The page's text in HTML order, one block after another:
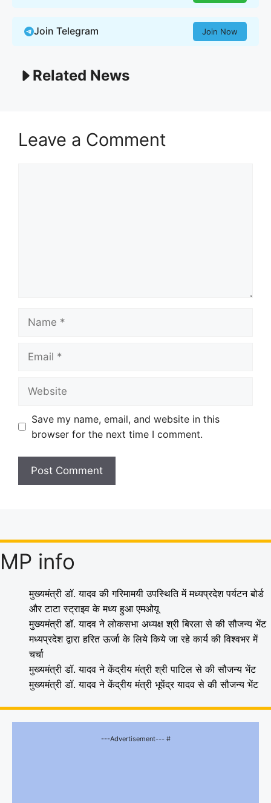
Join Telegram Join Now
Related News
Leave a Comment
Save my name, email, and website in this
browser for the next time I comment.
MP info
मुख्यमंत्री डॉ. यादव की गरिमामयी उपस्थिति में मध्यप्रदेश पर्यटन बोर्ड
और टाटा स्ट्राइव के मध्य हुआ एमओयू
मुख्यमंत्री डॉ. यादव ने लोकसभा अध्यक्ष श्री बिरला से की सौजन्य भेंट
मध्यप्रदेश द्वारा हरित ऊर्जा के लिये किये जा रहे कार्य की विश्वभर में
चर्चा
मुख्यमंत्री डॉ. यादव ने केंद्रीय मंत्री श्री पाटिल से की सौजन्य भेंट
मुख्यमंत्री डॉ. यादव ने केंद्रीय मंत्री भूपेंद्र यादव से की सौजन्य भेंट
---Advertisement--- #